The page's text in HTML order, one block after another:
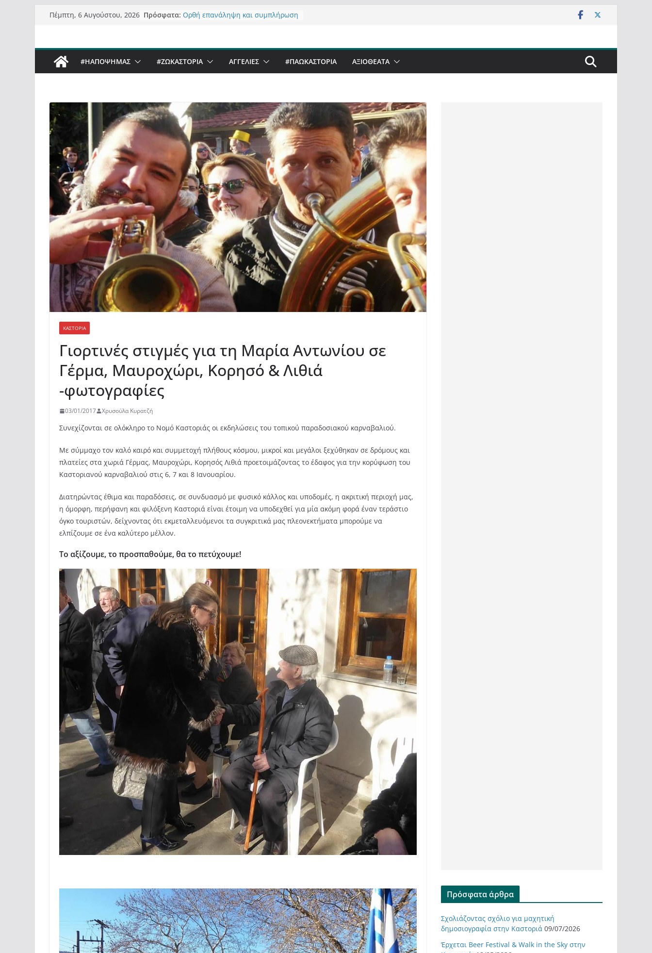
Μετάβαση
Πέμπτη, 6 Αυγούστου, 2026 Πρόσφατα: Ορθή επανάληψη και συμπλήρωση
Sky στην Καστοριά;
Πόσο σανό να αντέξει ο
“μεταμορφώνουν” την Καστοριά,
σε τίτλους
#ΗΑΠΟΨΗΜΑΣ #ZΩΚΑΣΤΟΡΙΑ ΑΓΓΕΛΙΕΣ #ΠΑΩΚΑΣΤΟΡΙΑ ΑΞΙΟΘΈΑΤΑ
ΚΑΣΤΟΡΙΆ
Γιορτινές στιγμές για τη Μαρία Αντωνίου σε
Γέρμα, Μαυροχώρι, Κορησό & Λιθιά
-φωτογραφίες
03/01/2017 Χρυσούλα Κυρατζή
Συνεχίζονται σε ολόκληρο το Νομό Καστοριάς οι εκδηλώσεις του τοπικού παραδοσιακού καρναβαλιού.
Με σύμμαχο τον καλό καιρό και συμμετοχή πλήθους κόσμου, μικροί και μεγάλοι ξεχύθηκαν σε δρόμους και
πλατείες στα χωριά Γέρμας, Μαυροχώρι, Κορησός Λιθιά προετοιμάζοντας το έδαφος για την κορύφωση του
Kαστοριανού καρναβαλιού στις 6, 7 και 8 Ιανουαρίου.
Διατηρώντας έθιμα και παραδόσεις, σε συνδυασμό με φυσικό κάλλος και υποδομές, η ακριτική περιοχή μας,
η όμορφη, περήφανη και φιλόξενη Καστοριά είναι έτοιμη να υποδεχθεί για μία ακόμη φορά έναν τεράστιο
όγκο τουριστών, δείχνοντας ότι εκμεταλλευόμενοι τα συγκριτικά μας πλεονεκτήματα μπορούμε να
ελπίζουμε σε ένα καλύτερο μέλλον.
Το αξίζουμε, το προσπαθούμε, θα το πετύχουμε!
Πρόσφατα άρθρα
Σχολιάζοντας σχόλιο για μαχητική
δημοσιογραφία στην Καστοριά 09/07/2026
Έρχεται Beer Festival & Walk in the Sky στην